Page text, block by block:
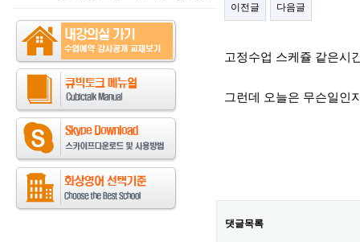
이전글 다음글
고정수업 스케쥴 같은시
그런데 오늘은 무슨일인
댓글목록